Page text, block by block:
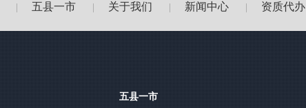
五县一市 关于我们 新闻中心 资质代办
五县一市